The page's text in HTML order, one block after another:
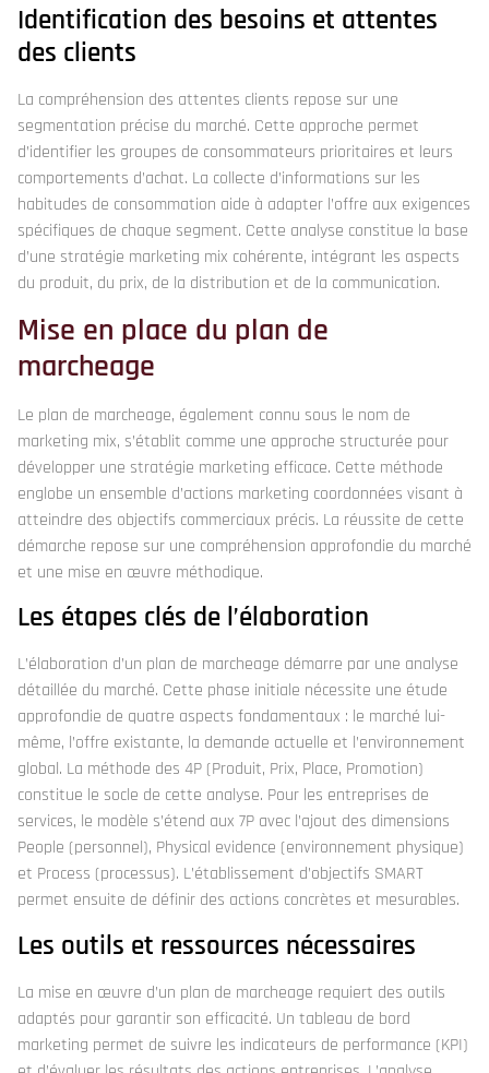
Identification des besoins et attentes
des clients
La compréhension des attentes clients repose sur une
segmentation précise du marché. Cette approche permet
d’identifier les groupes de consommateurs prioritaires et leurs
comportements d’achat. La collecte d’informations sur les
habitudes de consommation aide à adapter l’offre aux exigences
spécifiques de chaque segment. Cette analyse constitue la base
d’une stratégie marketing mix cohérente, intégrant les aspects
du produit, du prix, de la distribution et de la communication.
Mise en place du plan de
marcheage
Le plan de marcheage, également connu sous le nom de
marketing mix, s’établit comme une approche structurée pour
développer une stratégie marketing efficace. Cette méthode
englobe un ensemble d’actions marketing coordonnées visant à
atteindre des objectifs commerciaux précis. La réussite de cette
démarche repose sur une compréhension approfondie du marché
et une mise en œuvre méthodique.
Les étapes clés de l’élaboration
L’élaboration d’un plan de marcheage démarre par une analyse
détaillée du marché. Cette phase initiale nécessite une étude
approfondie de quatre aspects fondamentaux : le marché lui-
même, l’offre existante, la demande actuelle et l’environnement
global. La méthode des 4P (Produit, Prix, Place, Promotion)
constitue le socle de cette analyse. Pour les entreprises de
services, le modèle s’étend aux 7P avec l’ajout des dimensions
People (personnel), Physical evidence (environnement physique)
et Process (processus). L’établissement d’objectifs SMART
permet ensuite de définir des actions concrètes et mesurables.
Les outils et ressources nécessaires
La mise en œuvre d’un plan de marcheage requiert des outils
adaptés pour garantir son efficacité. Un tableau de bord
marketing permet de suivre les indicateurs de performance (KPI)